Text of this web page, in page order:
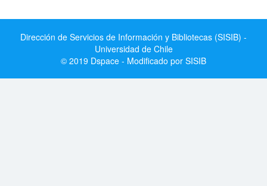
Dirección de Servicios de Información y Bibliotecas (SISIB) -
Universidad de Chile
© 2019 Dspace - Modificado por SISIB